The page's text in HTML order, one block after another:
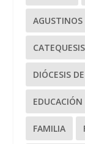
AGUSTINOS
CATEQUESIS
DIÓCESIS
EDUCACIÓN
FAMILIA